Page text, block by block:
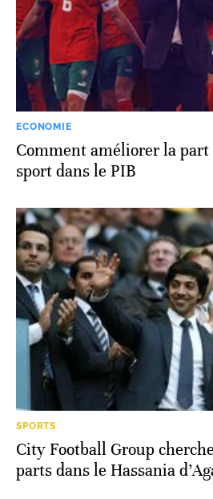
ECONOMIE
Comment améliorer la part
sport dans le PIB
SPORTS
City Football Group
parts dans le Hassania